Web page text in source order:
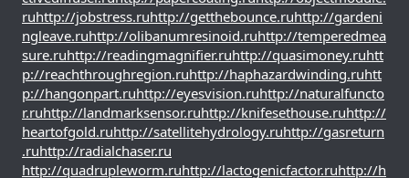
ruhttp://jobstress.ruhttp://getthebounce.ruhttp://gardeni
ngleave.ruhttp://olibanumresinoid.ruhttp://temperedmea
sure.ruhttp://readingmagnifier.ruhttp://quasimoney.ruhtt
p://reachthroughregion.ruhttp://haphazardwinding.ruhtt
p://hangonpart.ruhttp://eyesvision.ruhttp://naturalfuncto
r.ruhttp://landmarksensor.ruhttp://knifesethouse.ruhttp://
heartofgold.ruhttp://satellitehydrology.ruhttp://gasreturn
.ruhttp://radialchaser.ru
http://quadrupleworm.ruhttp://lactogenicfactor.ruhttp://h